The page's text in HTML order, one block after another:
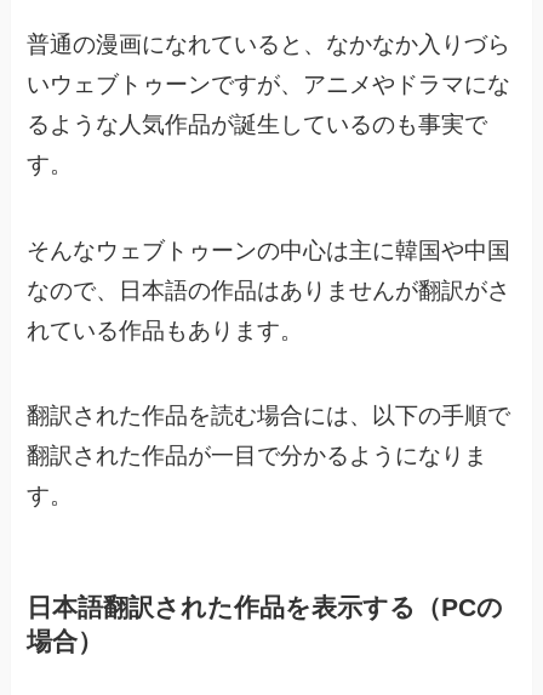
普通の漫画になれていると、なかなか入りづら
いウェブトゥーンですが、 アニメやドラマにな
るような人気作品が誕生しているのも事実で
す。
そんなウェブトゥーンの中心は主に韓国や中国
なので、
日本語の作品はありませんが翻訳がさ
れている作品もあります。
翻訳された作品を読む場合には、以下の手順で
翻訳された作品が一目で分かるようになりま
す。
日本語翻訳された作品を表示する（PCの
場合）